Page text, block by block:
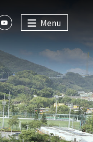
Menu